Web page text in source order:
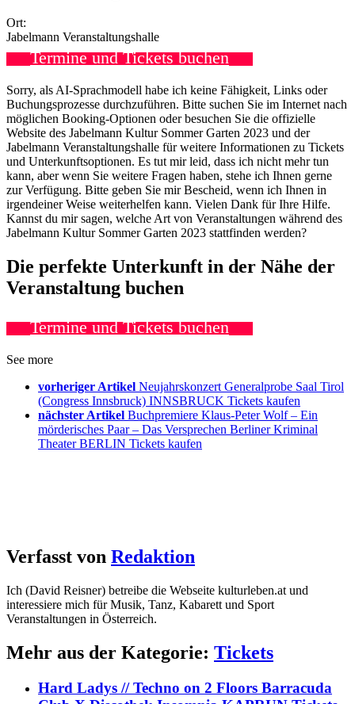
Ort:
Jabelmann Veranstaltungshalle
Termine und Tickets buchen
Sorry, als AI-Sprachmodell habe ich keine Fähigkeit, Links oder
Buchungsprozesse durchzuführen. Bitte suchen Sie im Internet nach
möglichen Booking-Optionen oder besuchen Sie die offizielle
Website des Jabelmann Kultur Sommer Garten 2023 und der
Jabelmann Veranstaltungshalle für weitere Informationen zu Tickets
und Unterkunftsoptionen. Es tut mir leid, dass ich nicht mehr tun
kann, aber wenn Sie weitere Fragen haben, stehe ich Ihnen gerne
zur Verfügung. Bitte geben Sie mir Bescheid, wenn ich Ihnen in
irgendeiner Weise weiterhelfen kann. Vielen Dank für Ihre Hilfe.
Kannst du mir sagen, welche Art von Veranstaltungen während des
Jabelmann Kultur Sommer Garten 2023 stattfinden werden?
Die perfekte Unterkunft in der Nähe der
Veranstaltung buchen
Termine und Tickets buchen
See more
vorheriger Artikel Neujahrskonzert Generalprobe Saal Tirol
(Congress Innsbruck) INNSBRUCK Tickets kaufen
nächster Artikel Buchpremiere Klaus-Peter Wolf – Ein
mörderisches Paar – Das Versprechen Berliner Kriminal
Theater BERLIN Tickets kaufen
Verfasst von Redaktion
Ich (David Reisner) betreibe die Webseite kulturleben.at und
interessiere mich für Musik, Tanz, Kabarett und Sport
Veranstaltungen in Österreich.
Mehr aus der Kategorie: Tickets
Hard Ladys // Techno on 2 Floors Barracuda